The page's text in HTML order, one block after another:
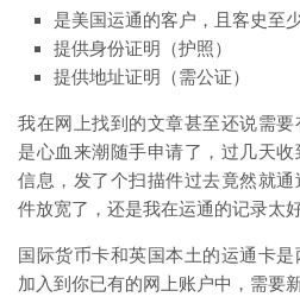
是美国运通的客户，且客史至
提供身份证明（护照）
提供地址证明（需公证）
我在网上找到的文章甚至还说需
是心血来潮随手申请了，过几天
信息，发了个扫描件过去竟然就
件放宽了，还是我在运通的记录太好
国际货币卡和英国本土的运通卡
加入到你已有的网上账户中，需要